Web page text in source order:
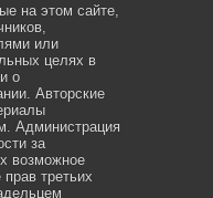
на этом сайте,
или
целях в
о
Авторские
Администрация
за
возможное
третьих